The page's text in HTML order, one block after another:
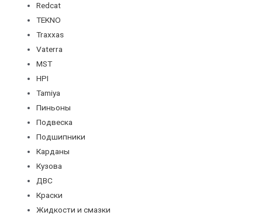
Redcat
TEKNO
Traxxas
Vaterra
MST
HPI
Tamiya
Пиньоны
Подвеска
Подшипники
Карданы
Кузова
ДВС
Краски
Жидкости и смазки